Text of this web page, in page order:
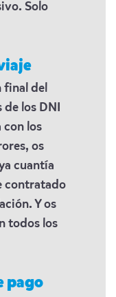
Solo
final del
los DNI
con los
os
cuantía
contratado
Y os
todos los
pago